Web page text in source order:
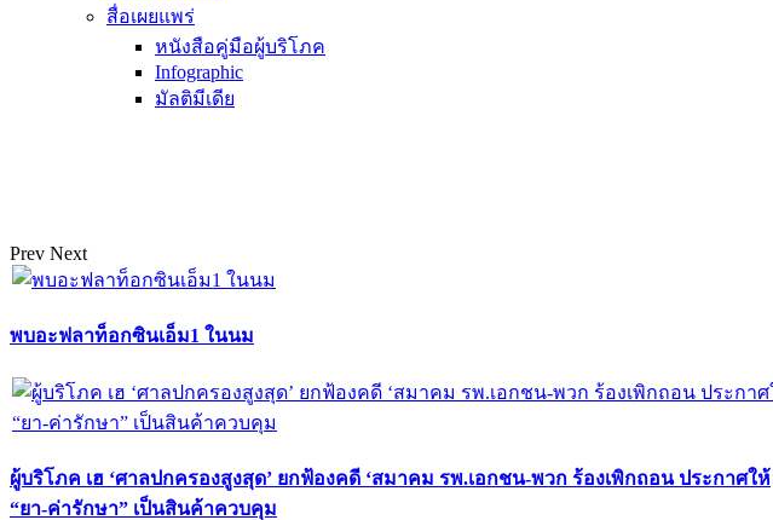
สื่อเผยแพร่
หนังสือคู่มือผู้บริโภค
Infographic
มัลติมีเดีย
Prev Next
พบอะฟลาท็อกซินเอ็ม1 ในนม
ผู้บริโภค เฮ ‘ศาลปกครองสูงสุด’ ยกฟ้องคดี ‘สมาคม รพ.เอกชน-พวก ร้องเพิกถอน ประกาศให้
“ยา-ค่ารักษา” เป็นสินค้าควบคุม